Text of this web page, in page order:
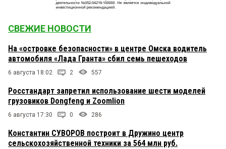
СВЕЖИЕ НОВОСТИ
На «островке безопасности» в центре Омска водитель
автомобиля «Лада Гранта» сбил семь пешеходов
6 августа 18:02 2 557
Росстандарт запретил использование шести моделей
грузовиков Dongfeng и Zoomlion
6 августа 17:30 0 286
Константин СУВОРОВ построит в Дружино центр
сельскохозяйственной техники за 564 млн руб.